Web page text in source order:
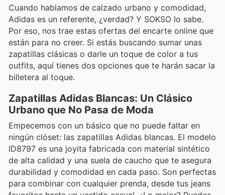
Cuando hablamos de calzado urbano y comodidad,
Adidas es un referente, ¿verdad? Y SOKSO lo sabe.
Por eso, nos trae estas ofertas del encarte online que
están para no creer. Si estás buscando sumar unas
zapatillas clásicas o darle un toque de color a tus
outfits, aquí tienes dos opciones que te harán sacar la
billetera al toque.
Zapatillas Adidas Blancas: Un Clásico
Urbano que No Pasa de Moda
Empecemos con un básico que no puede faltar en
ningún clóset: las zapatillas Adidas blancas. El modelo
ID8797 es una joyita fabricada con material sintético
de alta calidad y una suela de caucho que te asegura
durabilidad y comodidad en cada paso. Son perfectas
para combinar con cualquier prenda, desde tus jeans